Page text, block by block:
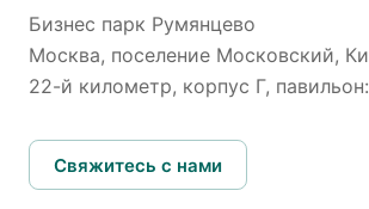
Бизнес парк Румянцево
Москва, поселение Московский,
22-й километр, корпус Г,
Свяжитесь с нами